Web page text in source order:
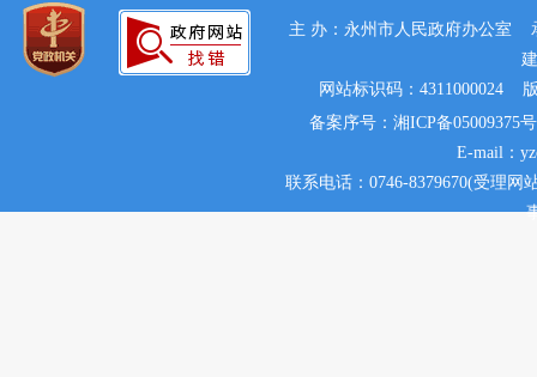
主 办：永州市人民政府办公室
网站标识码：4311000024
备案序号：湘ICP备05009375号
E-mail：
联系电话：0746-8379670(受理